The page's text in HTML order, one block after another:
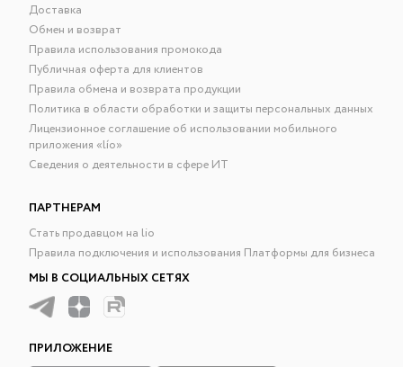
Доставка
Обмен и возврат
Правила использования промокода
Публичная оферта для клиентов
Правила обмена и возврата продукции
Политика в области обработки и защиты персональных данных
Лицензионное соглашение об использовании мобильного
приложения «lío»
Сведения о деятельности в сфере ИТ
ПАРТНЕРАМ
Стать продавцом на lio
Правила подключения и использования Платформы для бизнеса
МЫ В СОЦИАЛЬНЫХ СЕТЯХ
ПРИЛОЖЕНИЕ